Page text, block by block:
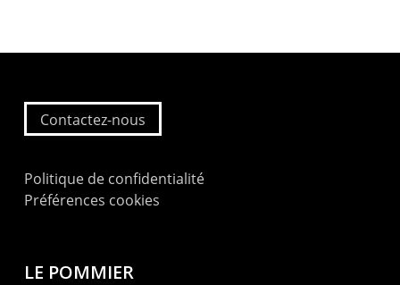
Contactez-nous
Politique de confidentialité
Préférences cookies
LE POMMIER